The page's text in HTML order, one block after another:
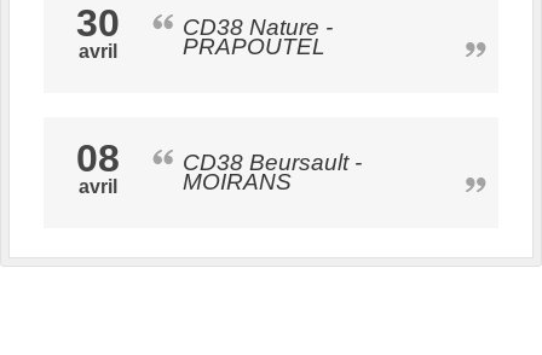
30
avril
CD38 Nature -
PRAPOUTEL
08
avril
CD38 Beursault -
MOIRANS